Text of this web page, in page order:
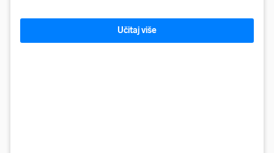
Učitaj više